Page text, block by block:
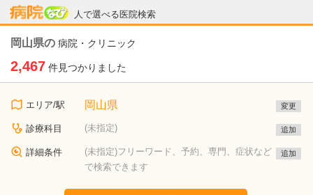
人で選べる医院検索
病院なび
岡山県の 病院・クリニック
2,467 件見つかりました
エリア/駅 岡山県 変更
診療科目 (未指定) 追加
詳細条件
(未指定)フリーワード、予約、専門、症状など
で検索できます
追加